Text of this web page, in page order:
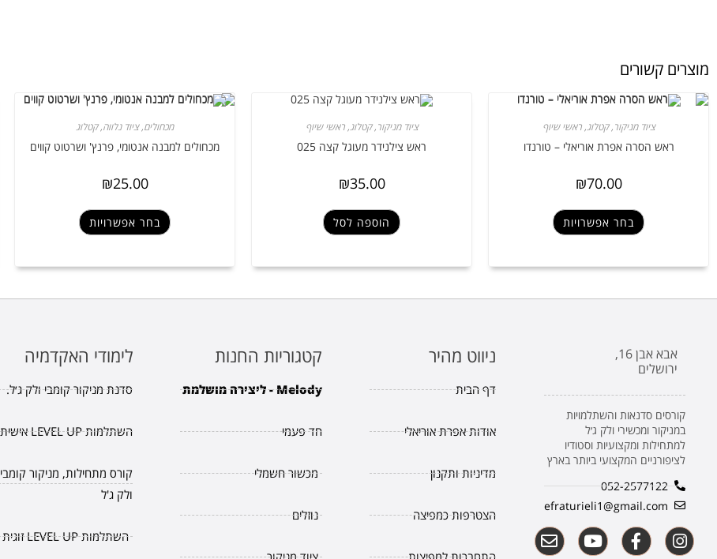
מוצרים קשורים
ציוד מניקור,קטלוג,ראשי שיוף
ראש הסרה אפרת אוריאלי – טורנדו
₪70.00
בחר אפשרויות
ציוד מניקור,קטלוג,ראשי שיוף
ראש צילנידר מעוגל קצה 025
₪35.00
הוספה לסל
מכחולים,ציוד נלווה,קטלוג
מכחולים למבנה אנטומי, פרנץ' ושרטוט קווים
₪25.00
בחר אפשרויות
אבא אבן 16,
ירושלים
קורסים סדנאות והשתלמויות
במניקור ומכשירי ולק ג׳ל
למתחילות ומקצועיות וסטודיו
לציפורניים המקצועי ביותר בארץ
052-2577122
efraturieli1@gmail.com
ניווט מהיר
דף הבית
אודות אפרת אוריאלי
מדיניות ותקנון
הצטרפות כמפיצה
קטגוריות החנות
Melody - ליצירה מושלמת
חד פעמי
מכשור חשמלי
נוזלים
לימודי האקדמיה
סדנת מניקור קומבי ולק ג׳ל.
השתלמות LEVEL UP אישית
קורס מתחילות, מניקור קומבי
ולק ג'ל
השתלמות LEVEL UP זוגית